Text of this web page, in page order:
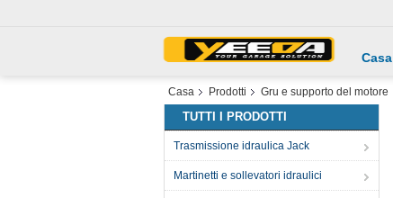
Casa
Casa Prodotti Gru e supporto del motore
TUTTI I PRODOTTI
Trasmissione idraulica Jack
Martinetti e sollevatori idraulici